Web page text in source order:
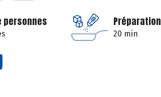
personnes Préparation
20 min